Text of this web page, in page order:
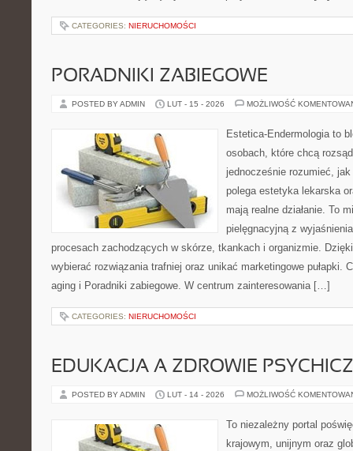
CATEGORIES: NIERUCHOMOŚCI
PORADNIKI ZABIEGOWE
POSTED BY ADMIN LUT - 15 - 2026 MOŻLIWOŚĆ
Estetica-Endermologia to
osobach, które chcą
jednocześnie rozumieć,
polega estetyka lekarska
mają realne działanie. To
pielęgnacyjną z
procesach zachodzących w skórze, tkankach i organizmie.
wybierać rozwiązania trafniej oraz unikać marketingowe pułapki.
aging i Poradniki zabiegowe. W centrum zainteresowania […]
CATEGORIES: NIERUCHOMOŚCI
EDUKACJA A ZDROWIE
POSTED BY ADMIN LUT - 14 - 2026 MOŻLIWOŚĆ
To niezależny portal
krajowym, unijnym oraz